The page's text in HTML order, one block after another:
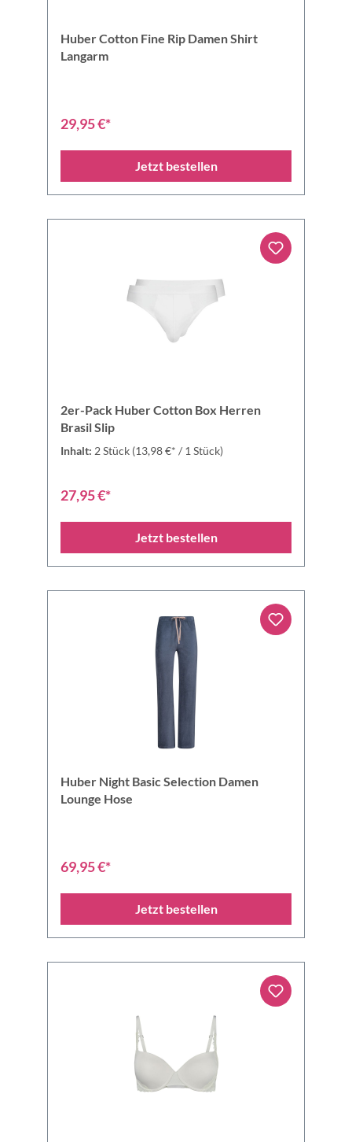
Huber Cotton Fine Rip Damen Shirt
Langarm
29,95 €*
Jetzt bestellen
2er-Pack Huber Cotton Box Herren
Brasil Slip
Inhalt: 2 Stück (13,98 €* / 1 Stück)
27,95 €*
Jetzt bestellen
Huber Night Basic Selection Damen
Lounge Hose
69,95 €*
Jetzt bestellen